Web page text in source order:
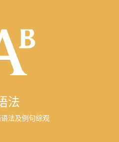
法
法及例句综观